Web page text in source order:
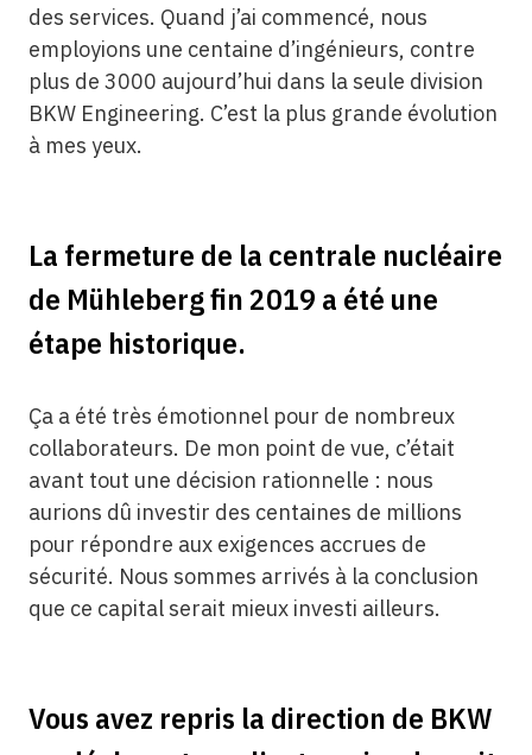
des services. Quand j’ai commencé, nous
employions une centaine d’ingénieurs, contre
plus de 3000 aujourd’hui dans la seule division
BKW Engineering. C’est la plus grande évolution
à mes yeux.
La fermeture de la centrale nucléaire
de Mühleberg fin 2019 a été une
étape historique.
Ça a été très émotionnel pour de nombreux
collaborateurs. De mon point de vue, c’était
avant tout une décision rationnelle : nous
aurions dû investir des centaines de millions
pour répondre aux exigences accrues de
sécurité. Nous sommes arrivés à la conclusion
que ce capital serait mieux investi ailleurs.
Vous avez repris la direction de BKW